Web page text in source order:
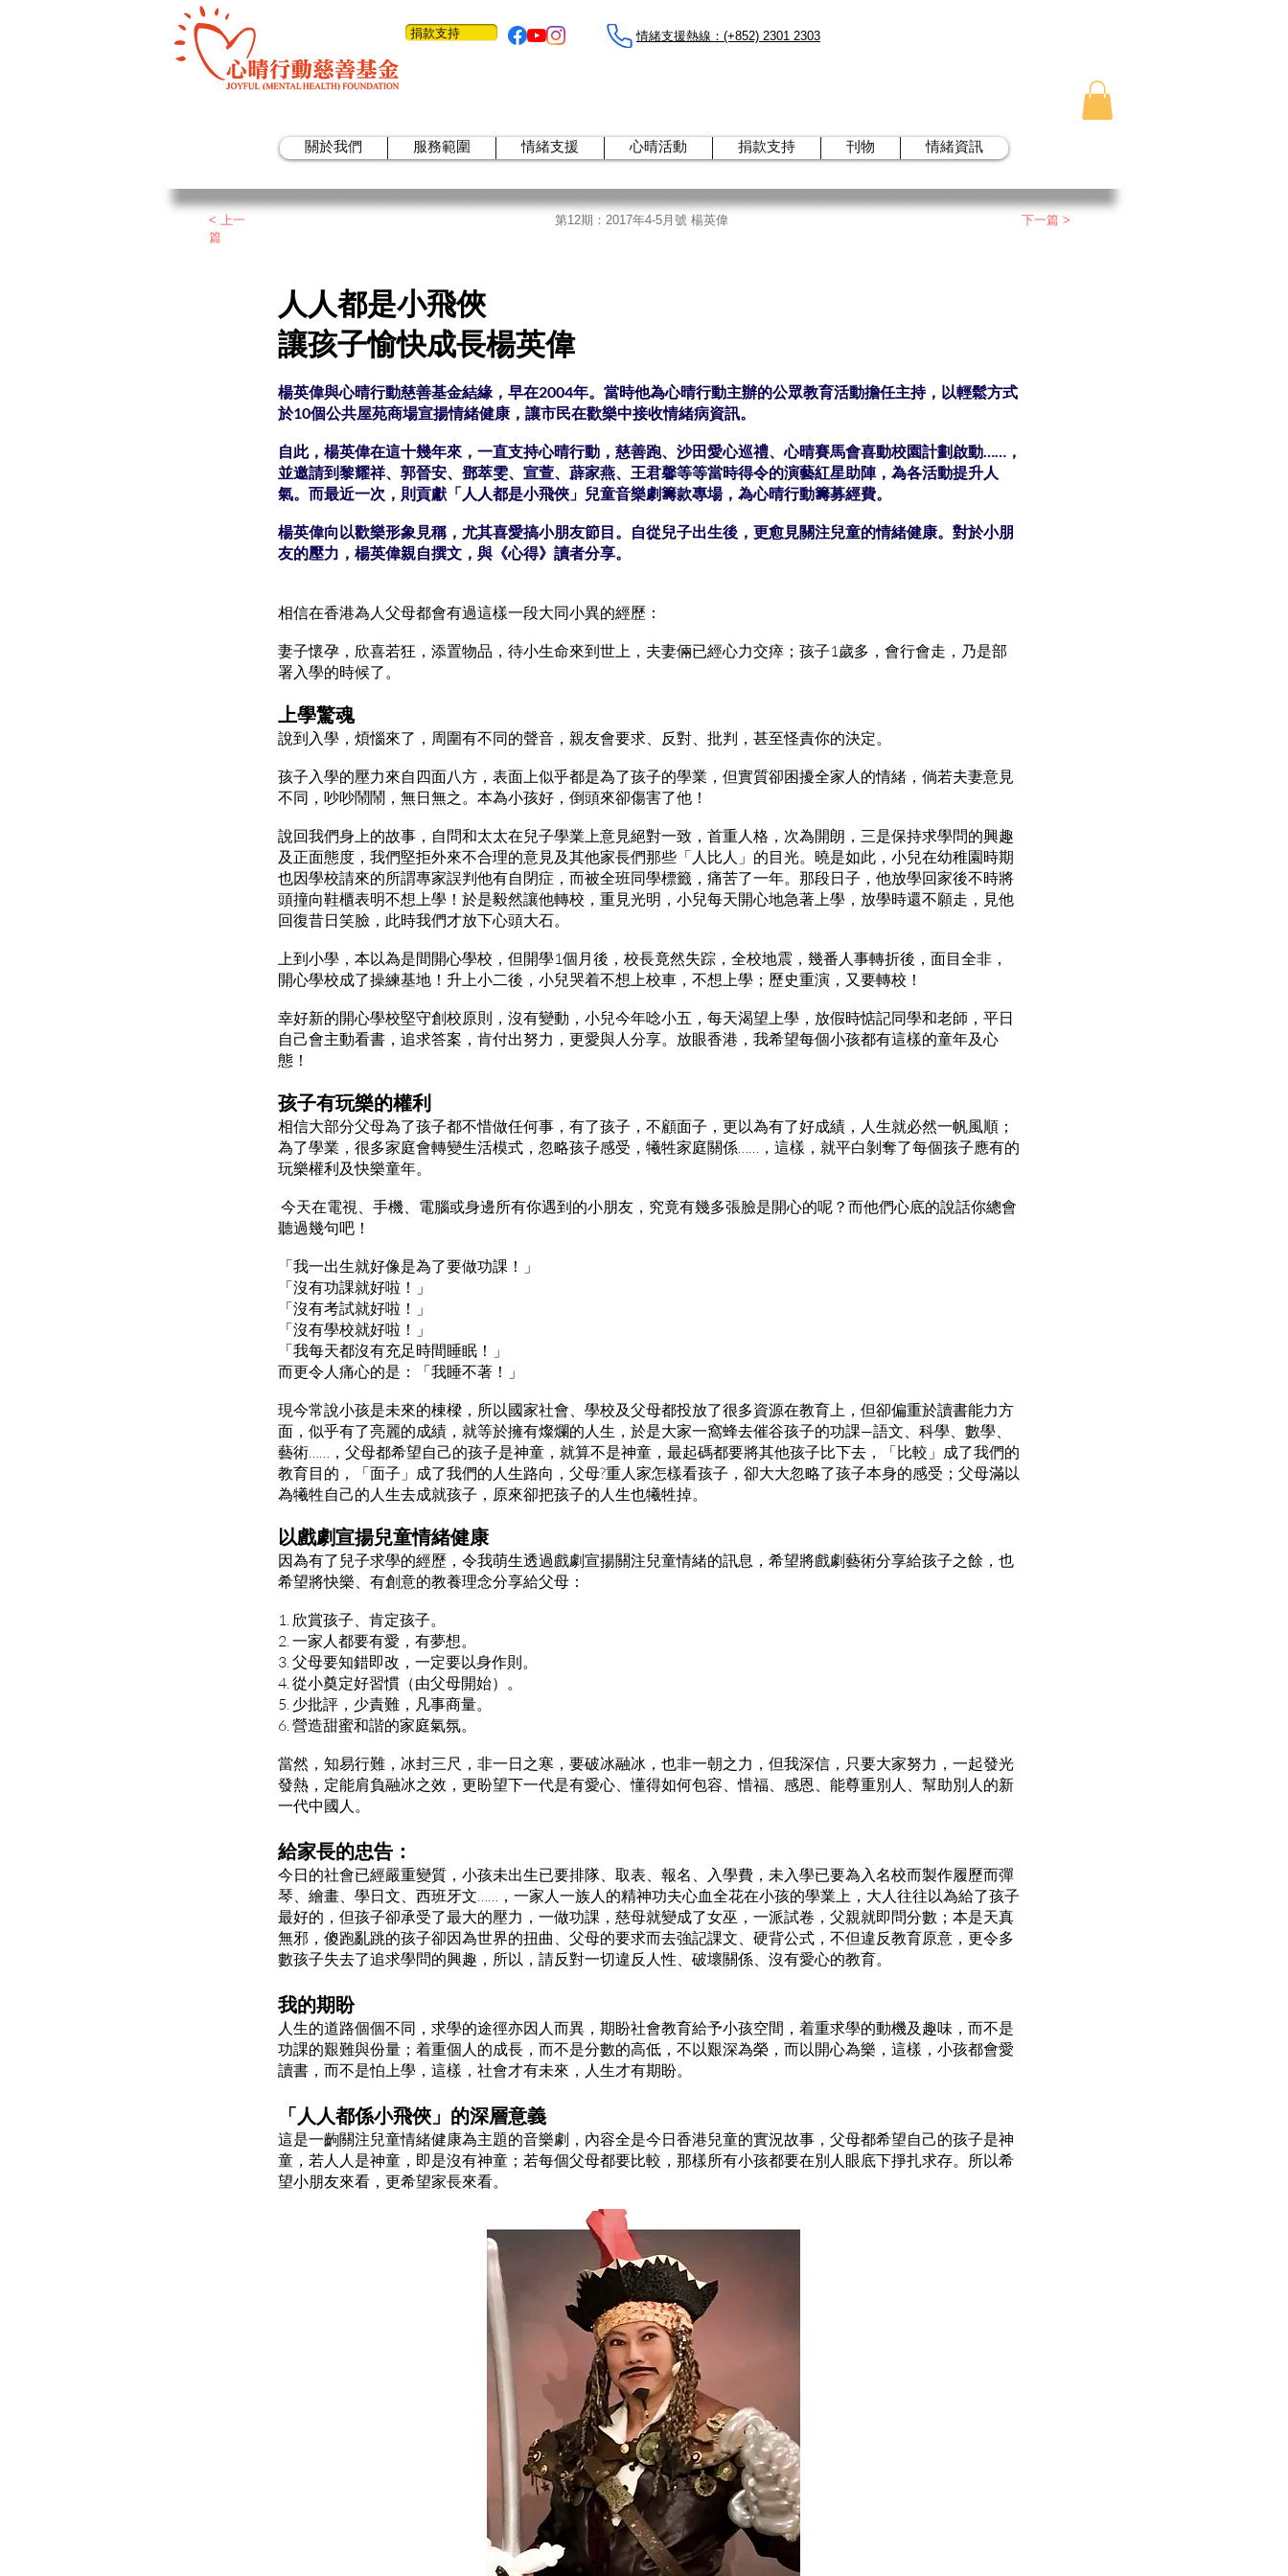
捐款支持 情緒支援熱線：​​(+852) 2301 2303
關於我們 服務範圍 情緒支援 心晴活動 捐款支持 刊物 情緒資訊
< 上一
篇
第12期：2017年4-5月號 楊英偉 下一篇 >
人人都是小飛俠
讓孩子愉快成長楊英偉
楊英偉與心晴行動慈善基金結緣，早在2004年。當時他為心晴行動主辦的公眾教育活動擔任主持，以輕鬆方式
於10個公共屋苑商場宣揚情緒健康，讓市民在歡樂中接收情緒病資訊。
自此，楊英偉在這十幾年來，一直支持心晴行動，慈善跑、沙田愛心巡禮、心晴賽馬會喜動校園計劃啟動……，
並邀請到黎耀祥、郭晉安、鄧萃雯、宣萱、薜家燕、王君馨等等當時得令的演藝紅星助陣，為各活動提升人
氣。而最近一次，則貢獻「人人都是小飛俠」兒童音樂劇籌款專場，為心晴行動籌募經費。
楊英偉向以歡樂形象見稱，尤其喜愛搞小朋友節目。自從兒子出生後，更愈見關注兒童的情緒健康。對於小朋
友的壓力，楊英偉親自撰文，與《心得》讀者分享。
相信在香港為人父母都會有過這樣一段大同小異的經歷：
妻子懷孕，欣喜若狂，添置物品，待小生命來到世上，夫妻倆已經心力交瘁；孩子1歲多，會行會走，乃是部
署入學的時候了。
上學驚魂
說到入學，煩惱來了，周圍有不同的聲音，親友會要求、反對、批判，甚至怪責你的決定。
孩子入學的壓力來自四面八方，表面上似乎都是為了孩子的學業，但實質卻困擾全家人的情緒，倘若夫妻意見
不同，吵吵鬧鬧，無日無之。本為小孩好，倒頭來卻傷害了他！
說回我們身上的故事，自問和太太在兒子學業上意見絕對一致，首重人格，次為開朗，三是保持求學問的興趣
及正面態度，我們堅拒外來不合理的意見及其他家長們那些「人比人」的目光。曉是如此，小兒在幼稚園時期
也因學校請來的所謂專家誤判他有自閉症，而被全班同學標籤，痛苦了一年。那段日子，他放學回家後不時將
頭撞向鞋櫃表明不想上學！於是毅然讓他轉校，重見光明，小兒每天開心地急著上學，放學時還不願走，見他
回復昔日笑臉，此時我們才放下心頭大石。
上到小學，本以為是間開心學校，但開學1個月後，校長竟然失踪，全校地震，幾番人事轉折後，面目全非，
開心學校成了操練基地！升上小二後，小兒哭着不想上校車，不想上學；歷史重演，又要轉校！
幸好新的開心學校堅守創校原則，沒有變動，小兒今年唸小五，每天渴望上學，放假時惦記同學和老師，平日
自己會主動看書，追求答案，肯付出努力，更愛與人分享。放眼香港，我希望每個小孩都有這樣的童年及心
態！
孩子有玩樂的權利
相信大部分父母為了孩子都不惜做任何事，有了孩子，不顧面子，更以為有了好成績，人生就必然一帆風順；
為了學業，很多家庭會轉變生活模式，忽略孩子感受，犧牲家庭關係……，這樣，就平白剝奪了每個孩子應有的
玩樂權利及快樂童年。
今天在電視、手機、電腦或身邊所有你遇到的小朋友，究竟有幾多張臉是開心的呢？而他們心底的說話你總會
聽過幾句吧！
「我一出生就好像是為了要做功課！」
「沒有功課就好啦！」
「沒有考試就好啦！」
「沒有學校就好啦！」
「我每天都沒有充足時間睡眠！」
而更令人痛心的是：「我睡不著！」
現今常說小孩是未來的棟樑，所以國家社會、學校及父母都投放了很多資源在教育上，但卻偏重於讀書能力方
面，似乎有了亮麗的成績，就等於擁有燦爛的人生，於是大家一窩蜂去催谷孩子的功課—語文、科學、數學、
藝術……，父母都希望自己的孩子是神童，就算不是神童，最起碼都要將其他孩子比下去，「比較」成了我們的
教育目的，「面子」成了我們的人生路向，父母?重人家怎樣看孩子，卻大大忽略了孩子本身的感受；父母滿以
為犧牲自己的人生去成就孩子，原來卻把孩子的人生也犧牲掉。
以戲劇宣揚兒童情緒健康
因為有了兒子求學的經歷，令我萌生透過戲劇宣揚關注兒童情緒的訊息，希望將戲劇藝術分享給孩子之餘，也
希望將快樂、有創意的教養理念分享給父母：
1. 欣賞孩子、肯定孩子。
2. 一家人都要有愛，有夢想。
3. 父母要知錯即改，一定要以身作則。
4. 從小奠定好習慣（由父母開始）。
5. 少批評，少責難，凡事商量。
6. 營造甜蜜和諧的家庭氣氛。
當然，知易行難，冰封三尺，非一日之寒，要破冰融冰，也非一朝之力，但我深信，只要大家努力，一起發光
發熱，定能肩負融冰之效，更盼望下一代是有愛心、懂得如何包容、惜福、感恩、能尊重別人、幫助別人的新
一代中國人。
給家長的忠告：
今日的社會已經嚴重變質，小孩未出生已要排隊、取表、報名、入學費，未入學已要為入名校而製作履歷而彈
琴、繪畫、學日文、西班牙文……，一家人一族人的精神功夫心血全花在小孩的學業上，大人往往以為給了孩子
最好的，但孩子卻承受了最大的壓力，一做功課，慈母就變成了女巫，一派試卷，父親就即問分數；本是天真
無邪，傻跑亂跳的孩子卻因為世界的扭曲、父母的要求而去強記課文、硬背公式，不但違反教育原意，更令多
數孩子失去了追求學問的興趣，所以，請反對一切違反人性、破壞關係、沒有愛心的教育。
我的期盼
人生的道路個個不同，求學的途徑亦因人而異，期盼社會教育給予小孩空間，着重求學的動機及趣味，而不是
功課的艱難與份量；着重個人的成長，而不是分數的高低，不以艱深為榮，而以開心為樂，這樣，小孩都會愛
讀書，而不是怕上學，這樣，社會才有未來，人生才有期盼。
「人人都係小飛俠」的深層意義
這是一齣關注兒童情緒健康為主題的音樂劇，內容全是今日香港兒童的實況故事，父母都希望自己的孩子是神
童，若人人是神童，即是沒有神童；若每個父母都要比較，那樣所有小孩都要在別人眼底下掙扎求存。所以希
望小朋友來看，更希望家長來看。